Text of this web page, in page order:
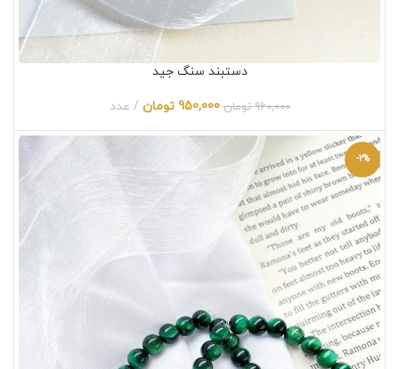
دستبند سنگ جید
960,000 تومان 950,000 تومان عدد
-2%